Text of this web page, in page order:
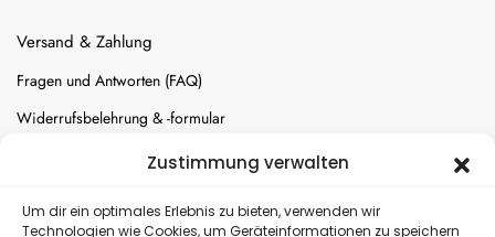
Zustimmung verwalten
Um dir ein optimales Erlebnis zu bieten, verwenden wir
Technologien wie Cookies, um Geräteinformationen zu speichern
Versand & Zahlung
Fragen und Antworten (FAQ)
Widerrufsbelehrung & -formular
Batterien-Entsorgung